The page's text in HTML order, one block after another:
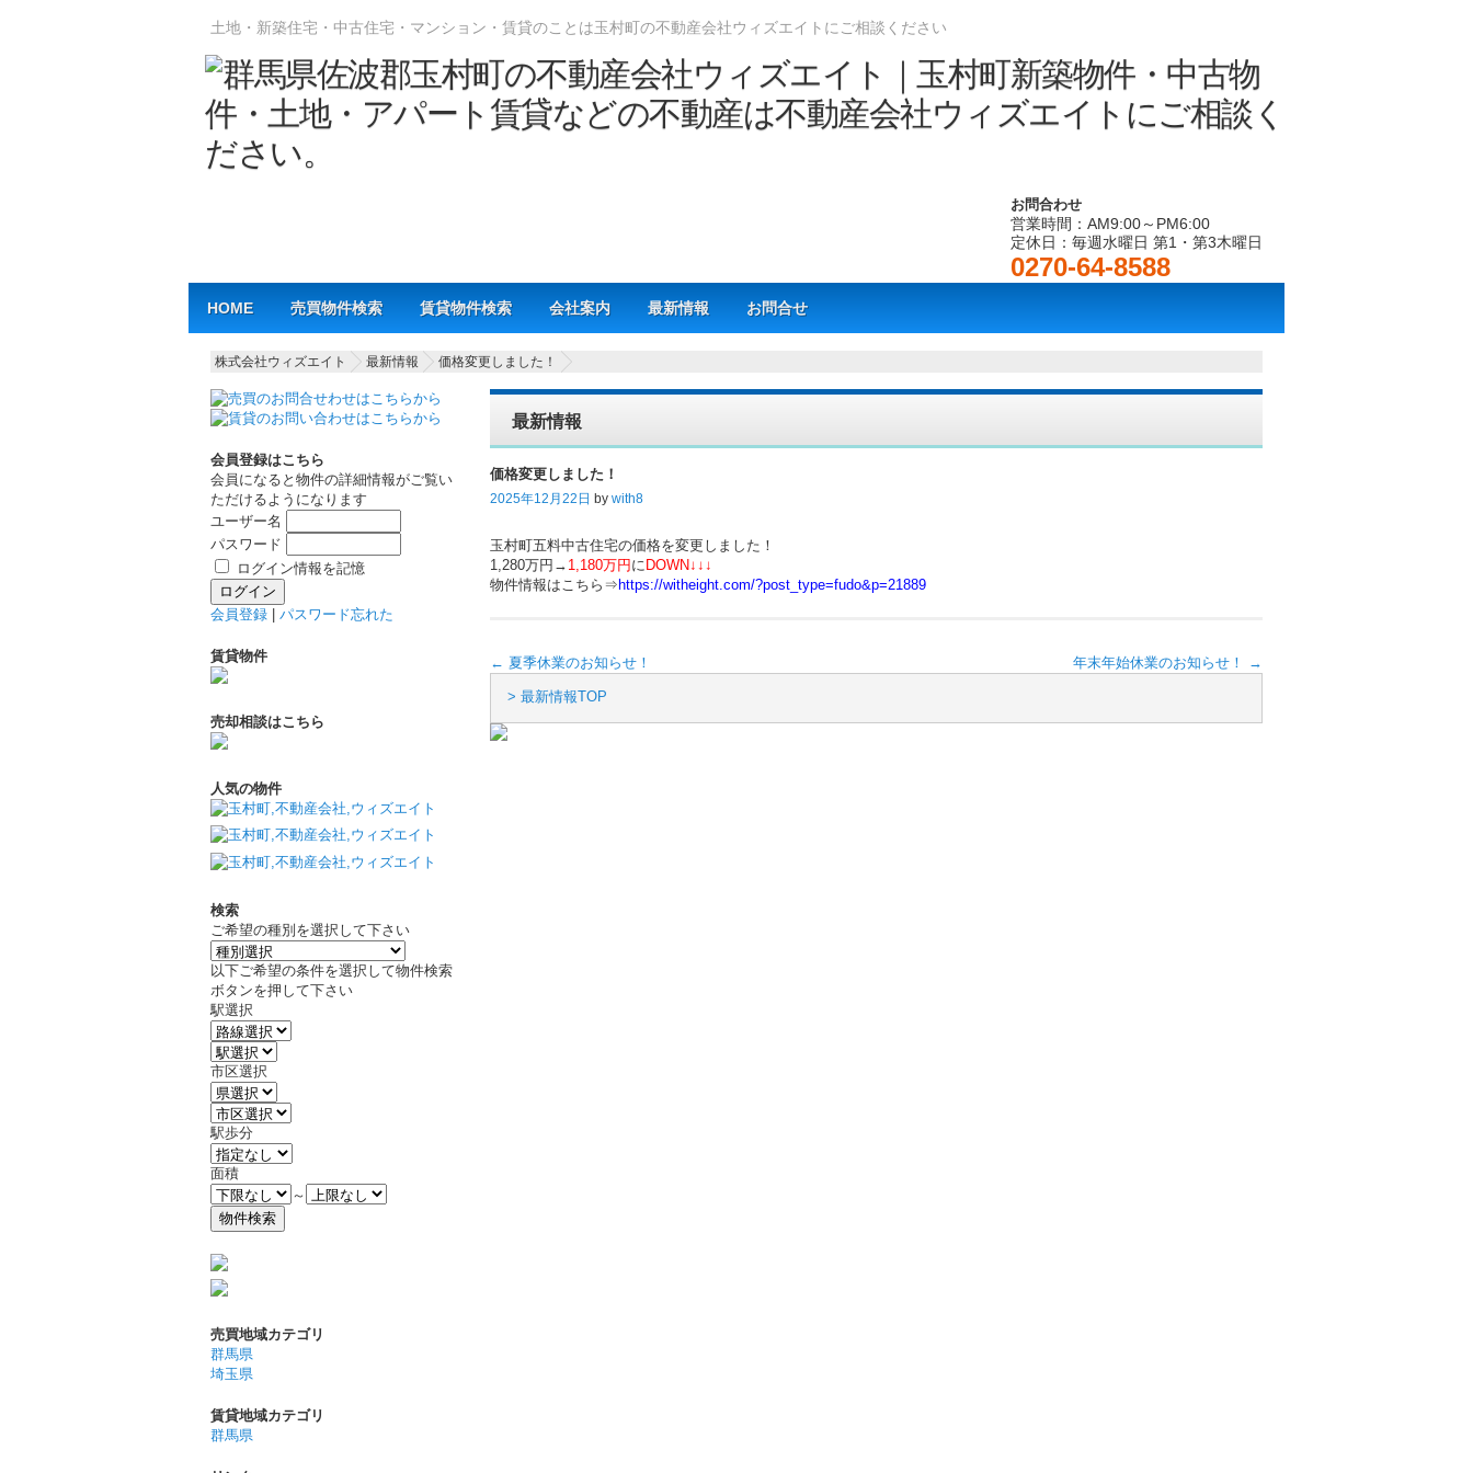
土地・新築住宅・中古住宅・マンション・賃貸のことは玉村町の不動産会社ウィズエイトにご相談ください
お問合わせ
営業時間：AM9:00～PM6:00
定休日：毎週水曜日 第1・第3木曜日
0270-64-8588
HOME 売買物件検索 賃貸物件検索 会社案内 最新情報 お問合せ
株式会社ウィズエイト 最新情報 価格変更しました！
最新情報
価格変更しました！
2025年12月22日 by with8
玉村町五料中古住宅の価格を変更しました！
1,280万円→ 1,180万円に DOWN↓↓↓
物件情報はこちら⇒https://witheight.com/?post_type=fudo&p=21889
← 夏季休業のお知らせ！ 年末年始休業のお知らせ！ →
> 最新情報TOP
会員登録はこちら
会員になると物件の詳細情報がご覧い
ただけるようになります
ユーザー名
パスワード
ログイン情報を記憶
会員登録 | パスワード忘れた
賃貸物件
売却相談はこちら
人気の物件
検索
ご希望の種別を選択して下さい
以下ご希望の条件を選択して物件検索
ボタンを押して下さい
駅選択
市区選択
駅歩分
面積
～
売買地域カテゴリ
群馬県
埼玉県
賃貸地域カテゴリ
群馬県